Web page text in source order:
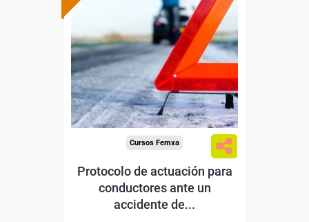
subvencionada.
Para desempleados,
trabajadores y autónomos.
Sector
-Transporte y Logística.
Cursos Femxa
Protocolo de actuación para
conductores ante un
accidente de...